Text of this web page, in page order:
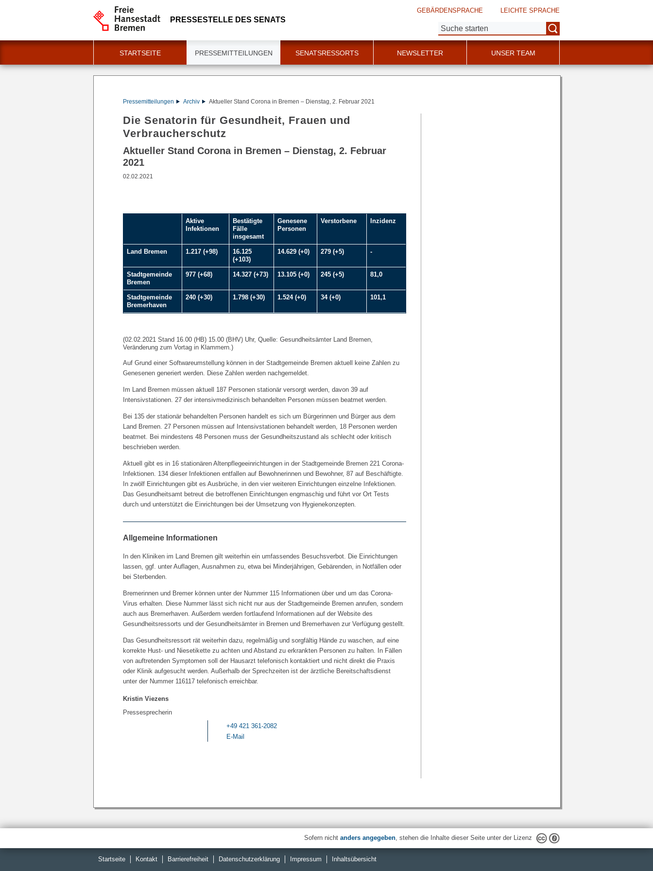
PRESSESTELLE DES SENATS
GEBÄRDENSPRACHE LEICHTE SPRACHE
Suche:
STARTSEITE PRESSEMITTEILUNGEN SENATSRESSORTS NEWSLETTER UNSER TEAM
Pressemitteilungen Archiv Aktueller Stand Corona in Bremen – Dienstag, 2. Februar 2021
Die Senatorin für Gesundheit, Frauen und
Verbraucherschutz
Aktueller Stand Corona in Bremen – Dienstag, 2. Februar
2021
02.02.2021
Aktive
Infektionen
Bestätigte
Fälle
insgesamt
Genesene
Personen
Verstorbene Inzidenz
Land Bremen 1.217 (+98)
16.125
(+103)
14.629 (+0) 279 (+5) -
Stadtgemeinde
Bremen
977 (+68) 14.327 (+73) 13.105 (+0) 245 (+5) 81,0
Stadtgemeinde
Bremerhaven
240 (+30) 1.798 (+30) 1.524 (+0) 34 (+0) 101,1
(02.02.2021 Stand 16.00 (HB) 15.00 (BHV) Uhr, Quelle: Gesundheitsämter Land Bremen,
Veränderung zum Vortag in Klammern.)
Auf Grund einer Softwareumstellung können in der Stadtgemeinde Bremen aktuell keine Zahlen zu
Genesenen generiert werden. Diese Zahlen werden nachgemeldet.
Im Land Bremen müssen aktuell 187 Personen stationär versorgt werden, davon 39 auf
Intensivstationen. 27 der intensivmedizinisch behandelten Personen müssen beatmet werden.
Bei 135 der stationär behandelten Personen handelt es sich um Bürgerinnen und Bürger aus dem
Land Bremen. 27 Personen müssen auf Intensivstationen behandelt werden, 18 Personen werden
beatmet. Bei mindestens 48 Personen muss der Gesundheitszustand als schlecht oder kritisch
beschrieben werden.
Aktuell gibt es in 16 stationären Altenpflegeeinrichtungen in der Stadtgemeinde Bremen 221 Corona-
Infektionen. 134 dieser Infektionen entfallen auf Bewohnerinnen und Bewohner, 87 auf Beschäftigte.
In zwölf Einrichtungen gibt es Ausbrüche, in den vier weiteren Einrichtungen einzelne Infektionen.
Das Gesundheitsamt betreut die betroffenen Einrichtungen engmaschig und führt vor Ort Tests
durch und unterstützt die Einrichtungen bei der Umsetzung von Hygienekonzepten.
Allgemeine Informationen
In den Kliniken im Land Bremen gilt weiterhin ein umfassendes Besuchsverbot. Die Einrichtungen
lassen, ggf. unter Auflagen, Ausnahmen zu, etwa bei Minderjährigen, Gebärenden, in Notfällen oder
bei Sterbenden.
Bremerinnen und Bremer können unter der Nummer 115 Informationen über und um das Corona-
Virus erhalten. Diese Nummer lässt sich nicht nur aus der Stadtgemeinde Bremen anrufen, sondern
auch aus Bremerhaven. Außerdem werden fortlaufend Informationen auf der Website des
Gesundheitsressorts und der Gesundheitsämter in Bremen und Bremerhaven zur Verfügung gestellt.
Das Gesundheitsressort rät weiterhin dazu, regelmäßig und sorgfältig Hände zu waschen, auf eine
korrekte Hust- und Niesetikette zu achten und Abstand zu erkrankten Personen zu halten. In Fällen
von auftretenden Symptomen soll der Hausarzt telefonisch kontaktiert und nicht direkt die Praxis
oder Klinik aufgesucht werden. Außerhalb der Sprechzeiten ist der ärztliche Bereitschaftsdienst
unter der Nummer 116117 telefonisch erreichbar.
Kristin Viezens
Pressesprecherin
+49 421 361-2082
E-Mail
Sofern nichtanders angegeben , stehen die Inhalte dieser Seite unter der Lizenz
Startseite Kontakt Barrierefreiheit Datenschutzerklärung Impressum Inhaltsübersicht